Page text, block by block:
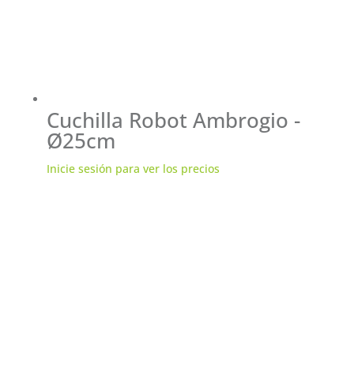
Cuchilla Robot Ambrogio -
Ø25cm
Inicie sesión para ver los precios